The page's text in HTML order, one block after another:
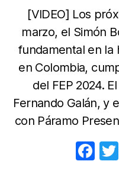
[VIDEO] Los
marzo, el Simón
fundamental en la
en Colombia,
del FEP 2024.
Fernando Galán, y
con Páramo
F